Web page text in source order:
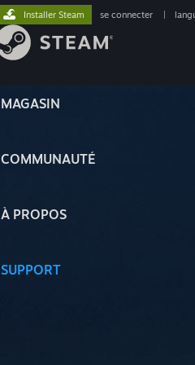
MAGASIN
COMMUNAUTÉ
À PROPOS
SUPPORT
Installer Steam se connecter